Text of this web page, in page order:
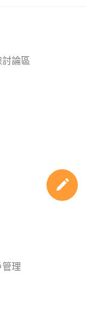
討論區
管理